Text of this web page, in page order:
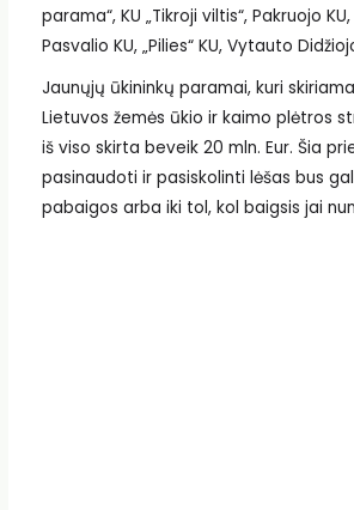
parama“, KU „Tikroji viltis“, Pakruojo
Pasvalio KU, „Pilies“ KU, Vytauto
Jaunųjų ūkininkų paramai, kuri
Lietuvos žemės ūkio ir kaimo plėtros
iš viso skirta beveik 20 mln. Eur. Šia
pasinaudoti ir pasiskolinti lėšas bus
pabaigos arba iki tol, kol baigsis jai